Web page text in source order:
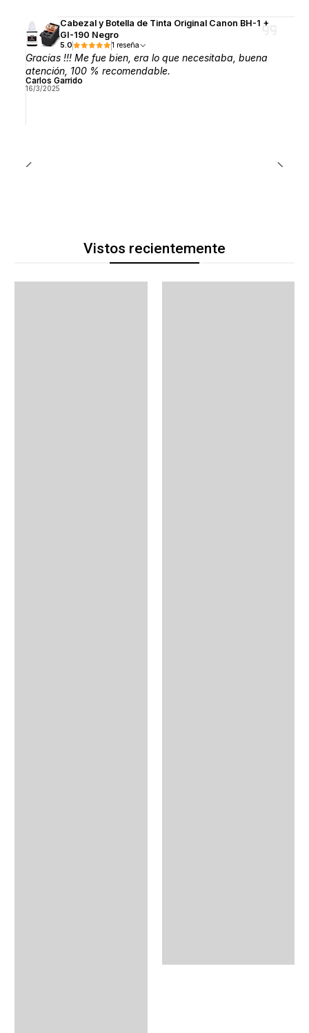
Cabezal y Botella de Tinta Original Canon BH-1 +
GI-190 Negro
5.0 1 reseña
Gracias !!! Me fue bien, era lo que necesitaba, buena
atención, 100 % recomendable.
Carlos Garrido
16/3/2025
Vistos recientemente